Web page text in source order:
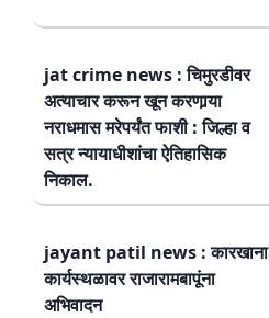
jat crime news : चिमुरडीवर
अत्याचार करून खून करणार्‍या
नराधमास मरेपर्यंत फाशी : जिल्हा व
सत्र न्यायाधीशांचा ऐतिहासिक
निकाल.
jayant patil news : कारखाना
कार्यस्थळावर राजारामबापूंना
अभिवादन